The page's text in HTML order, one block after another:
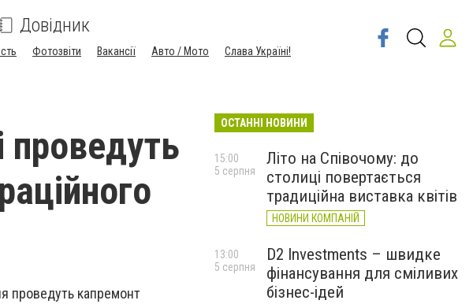
Довідник
Фотозвіти Вакансії Авто / Мото Слава Україні!
проведуть
проведуть капремонт
ОСТАННІ НОВИНИ
Літо на Співочому: до
столиці повертається
традиційна виставка квітів
НОВИНИ КОМПАНІЙ
15:00
5 серпня
D2 Investments – швидке
фінансування для сміливих
бізнес-ідей
13:00
5 серпня